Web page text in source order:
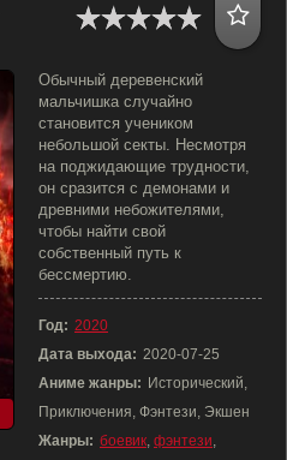
Обычный деревенский
мальчишка случайно
становится учеником
небольшой секты. Несмотря
на поджидающие трудности,
он сразится с демонами и
древними небожителями,
чтобы найти свой
собственный путь к
бессмертию.
Год: 2020
Дата выхода: 2020-07-25
Аниме жанры: Исторический,
Приключения, Фэнтези, Экшен
Жанры: боевик, фэнтези,